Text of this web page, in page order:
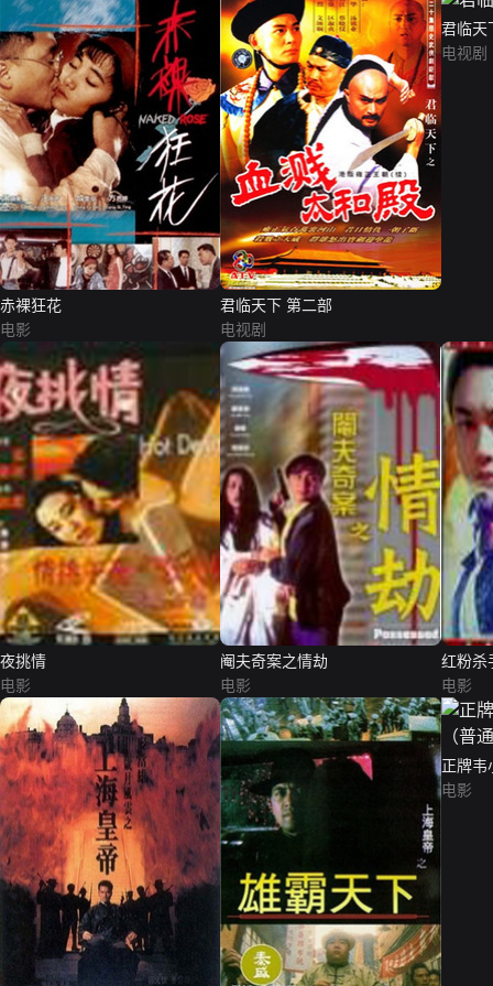
赤裸狂花
电影
君临天下 第二部
电视剧
君临天
电视剧
夜挑情
电影
阉夫奇案之情劫
电影
红粉杀
电影
正牌韦
版）
电影